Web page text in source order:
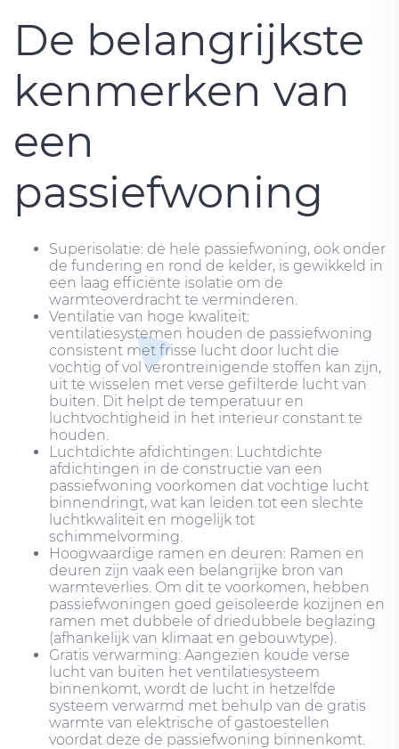
De belangrijkste
kenmerken van
een
passiefwoning
Superisolatie: de hele passiefwoning, ook onder
de fundering en rond de kelder, is gewikkeld in
een laag efficiënte isolatie om de
warmteoverdracht te verminderen.
Ventilatie van hoge kwaliteit:
ventilatiesystemen houden de passiefwoning
consistent met frisse lucht door lucht die
vochtig of vol verontreinigende stoffen kan zijn,
uit te wisselen met verse gefilterde lucht van
buiten. Dit helpt de temperatuur en
luchtvochtigheid in het interieur constant te
houden.
Luchtdichte afdichtingen: Luchtdichte
afdichtingen in de constructie van een
passiefwoning voorkomen dat vochtige lucht
binnendringt, wat kan leiden tot een slechte
luchtkwaliteit en mogelijk tot
schimmelvorming.
Hoogwaardige ramen en deuren: Ramen en
deuren zijn vaak een belangrijke bron van
warmteverlies. Om dit te voorkomen, hebben
passiefwoningen goed geïsoleerde kozijnen en
ramen met dubbele of driedubbele beglazing
(afhankelijk van klimaat en gebouwtype).
Gratis verwarming: Aangezien koude verse
lucht van buiten het ventilatiesysteem
binnenkomt, wordt de lucht in hetzelfde
systeem verwarmd met behulp van de gratis
warmte van elektrische of gastoestellen
voordat deze de passiefwoning binnenkomt.